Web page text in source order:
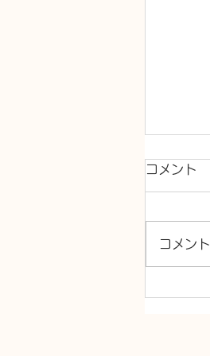
キッ
コメント
コメン